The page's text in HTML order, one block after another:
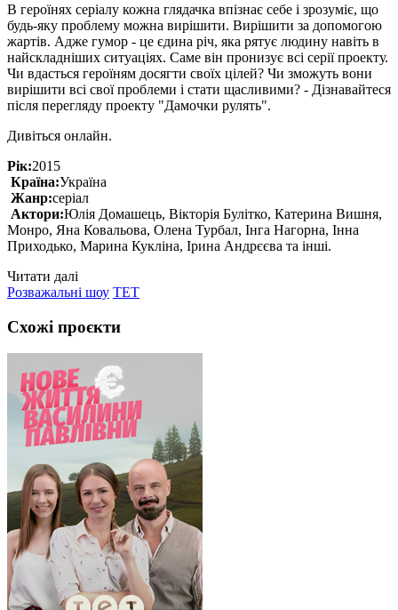
В героїнях серіалу кожна глядачка впізнає себе і зрозуміє, що
будь-яку проблему можна вирішити. Вирішити за допомогою
жартів. Адже гумор - це єдина річ, яка рятує людину навіть в
найскладніших ситуаціях. Саме він пронизує всі серії проекту.
Чи вдасться героїням досягти своїх цілей? Чи зможуть вони
вирішити всі свої проблеми і стати щасливими? - Дізнавайтеся
після перегляду проекту "Дамочки рулять".
Дивіться онлайн.
Рік:2015
Країна:Україна
Жанр:серіал
Актори:Юлія Домашець, Вікторія Булітко, Катерина Вишня,
Монро, Яна Ковальова, Олена Турбал, Інга Нагорна, Інна
Приходько, Марина Кукліна, Ірина Андрєєва та інші.
Читати далі
Розважальні шоу ТЕТ
Схожі проєкти